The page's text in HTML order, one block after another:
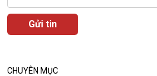
CHUYÊN MỤC